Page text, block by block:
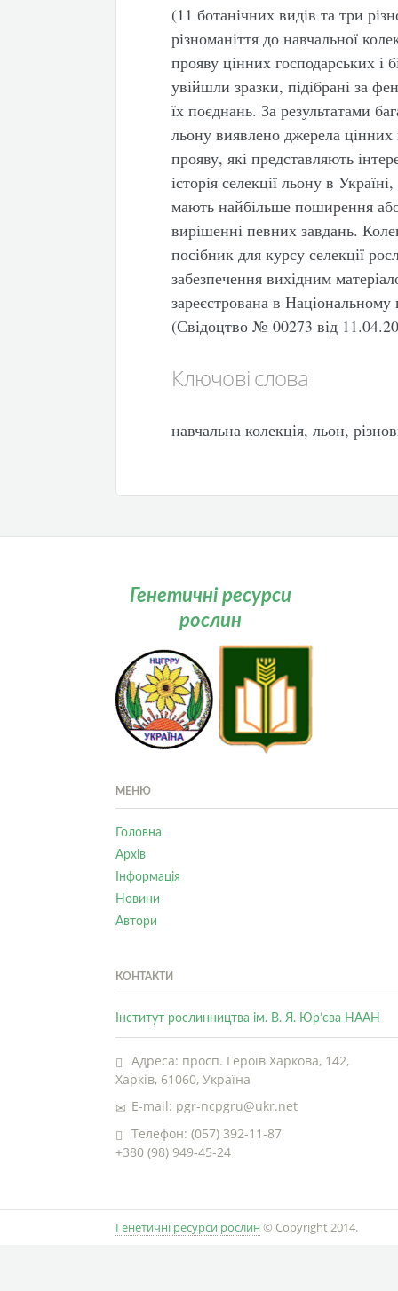
(11 ботанічних видів та три
різноманіття до навчальної
прояву цінних господарських і
увійшли зразки, підібрані за
їх поєднань. За результатами
льону виявлено джерела цінних
прояву, які представляють
історія селекції льону в
мають найбільше поширення
вирішенні певних завдань.
посібник для курсу селекції
забезпечення вихідним
зареєстрована в
(Свідоцтво № 00273 від
Ключові слова
навчальна колекція, льон,
Генетичні ресурси
рослин
МЕНЮ
Головна
Архів
Інформація
Новини
Автори
КОНТАКТИ
Інститут рослинництва ім. В. Я. Юр’єва НААН
Адреса: просп. Героїв Харкова, 142,
Харків, 61060, Україна
E-mail: pgr-ncpgru@ukr.net
Телефон: (057) 392-11-87
+380 (98) 949-45-24
Генетичні ресурси рослин © Copyright 2014.